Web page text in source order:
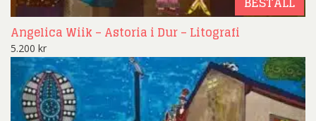
Angelica Wiik – Astoria i Dur – Litografi
5.200 kr